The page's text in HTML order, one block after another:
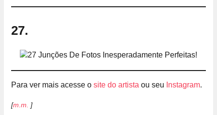
27.
Para ver mais acesse o site do artista ou seu Instagram.
[m.m. ]